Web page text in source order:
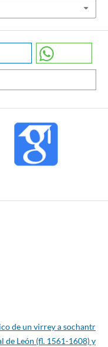
de un virrey a sochantr
de León (fl. 1561-1608) y